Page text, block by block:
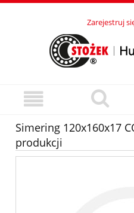
Zarejestruj
Simering 120x160x17
produkcji